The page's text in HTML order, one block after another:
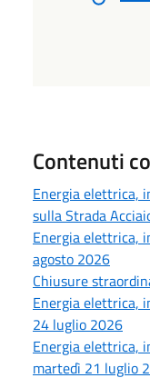
Contenuti
Energia elettrica,
sulla Strada
Energia elettrica,
agosto 2026
Chiusure
Energia elettrica,
24 luglio 2026
Energia elettrica,
martedì 21 luglio